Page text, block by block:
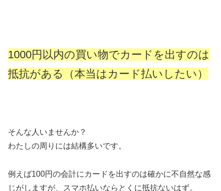
1000円以内の買い物でカードを出すのは
抵抗がある（本当はカード払いしたい）
そんな人いませんか？
わたしの周りには結構多いです。
例えば100円の会計にカードを出すのは確かに不自然な感
じがしますが、スマホ払いならとくに抵抗ないはず。